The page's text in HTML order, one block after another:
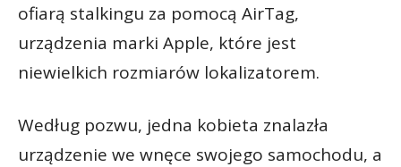
ofiarą stalkingu za pomocą AirTag,
urządzenia marki Apple, które jest
niewielkich rozmiarów lokalizatorem.
Według pozwu, jedna kobieta znalazła
urządzenie we wnęce swojego samochodu, a